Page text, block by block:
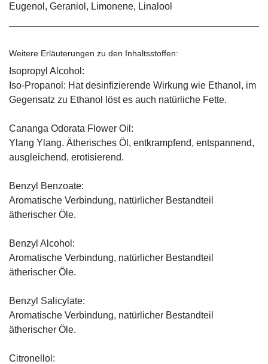
Eugenol, Geraniol, Limonene, Linalool
Weitere Erläuterungen zu den Inhaltsstoffen:
Isopropyl Alcohol:
Iso-Propanol: Hat desinfizierende Wirkung wie Ethanol, im
Gegensatz zu Ethanol löst es auch natürliche Fette.
Cananga Odorata Flower Oil:
Ylang Ylang. Ätherisches Öl, entkrampfend, entspannend,
ausgleichend, erotisierend.
Benzyl Benzoate:
Aromatische Verbindung, natürlicher Bestandteil
ätherischer Öle.
Benzyl Alcohol:
Aromatische Verbindung, natürlicher Bestandteil
ätherischer Öle.
Benzyl Salicylate:
Aromatische Verbindung, natürlicher Bestandteil
ätherischer Öle.
Citronellol: